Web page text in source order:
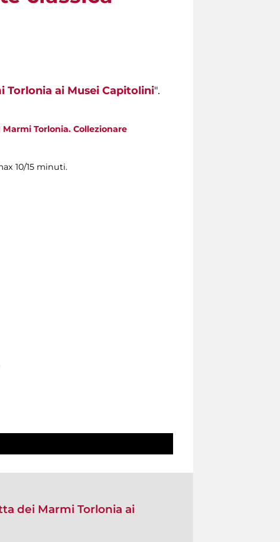
ai Musei Capitolini".
Marmi Torlonia. Collezionare
10/15 minuti.
dei Marmi Torlonia ai